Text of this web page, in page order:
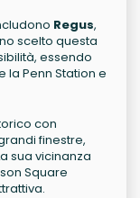
Regus,
scelto questa
essendo
la Penn Station e
con
finestre,
sua vicinanza
Square